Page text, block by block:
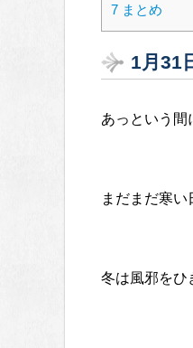
7 まとめ
1月31
あっという間
まだまだ寒い
冬は風邪をひ